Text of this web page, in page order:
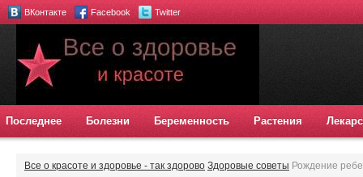
ВКонтакте Facebook Twitter
Последнее Болезни Беременность Растения
Все о красоте и здоровье - так здорово Здоровые советы Рождение